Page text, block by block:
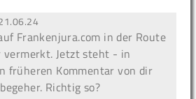
Frankenjura.com in der Route
vermerkt. Jetzt steht - in
früheren Kommentar von dir
Richtig so?